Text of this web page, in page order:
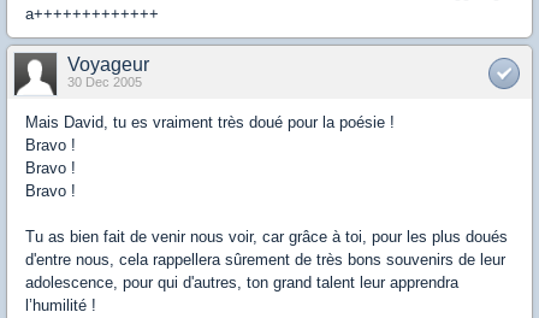
a+++++++++++++
Voyageur
30 Dec 2005
Mais David, tu es vraiment très doué pour la poésie !
Bravo !
Bravo !
Bravo !
Tu as bien fait de venir nous voir, car grâce à toi, pour les plus doués
d'entre nous, cela rappellera sûrement de très bons souvenirs de leur
adolescence, pour qui d'autres, ton grand talent leur apprendra
l’humilité !